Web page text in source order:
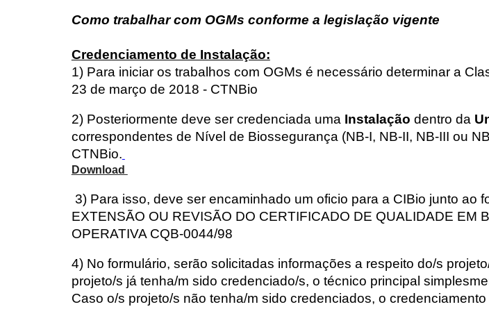
Como trabalhar com OGMs conforme a legislação vigente
Credenciamento de Instalação:
1) Para iniciar os trabalhos com OGMs é necessário determinar a
23 de março de 2018 - CTNBio
2) Posteriormente deve ser credenciada uma Instalação dentro da
correspondentes de Nível de Biossegurança (NB-I, NB-II, NB-III ou
CTNBio.
Download
3) Para isso, deve ser encaminhado um oficio para a CIBio junto ao
EXTENSÃO OU REVISÃO DO CERTIFICADO DE QUALIDADE EM
OPERATIVA CQB-0044/98
4) No formulário, serão solicitadas informações a respeito do/s
projeto/s já tenha/m sido credenciado/s, o técnico principal
Caso o/s projeto/s não tenha/m sido credenciados, o